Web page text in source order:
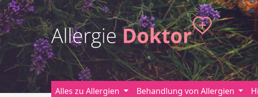
Alles zu Allergien Behandlung von Allergien